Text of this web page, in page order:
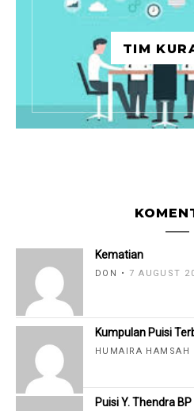
TIM
Kematian
DON 7 AUGUST
Kumpulan Puisi
HUMAIRA HAMSAH
Puisi Y. Thendra BP